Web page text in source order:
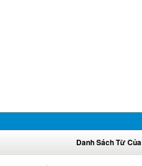
Danh Sách Từ Của